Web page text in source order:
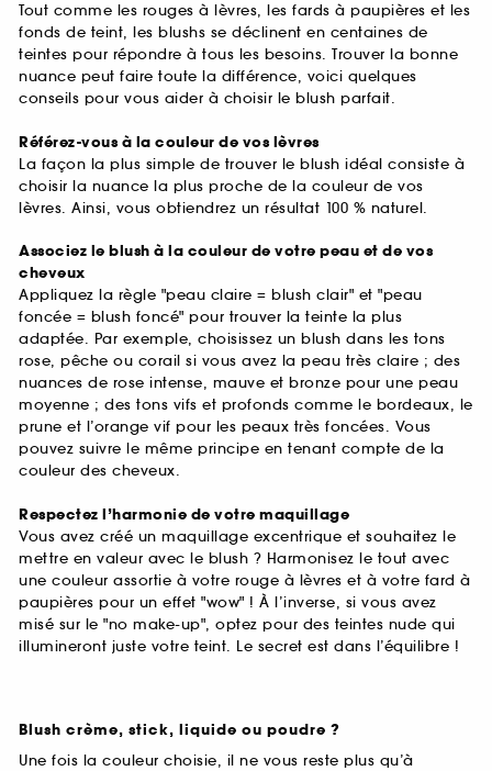
Tout comme les rouges à lèvres, les fards à paupières et les
fonds de teint, les blushs se déclinent en centaines de
teintes pour répondre à tous les besoins. Trouver la bonne
nuance peut faire toute la différence, voici quelques
conseils pour vous aider à choisir le blush parfait.
Référez-vous à la couleur de vos lèvres
La façon la plus simple de trouver le blush idéal consiste à
choisir la nuance la plus proche de la couleur de vos
lèvres. Ainsi, vous obtiendrez un résultat 100 % naturel.
Associez le blush à la couleur de votre peau et de vos
cheveux
Appliquez la règle "peau claire = blush clair" et "peau
foncée = blush foncé" pour trouver la teinte la plus
adaptée. Par exemple, choisissez un blush dans les tons
rose, pêche ou corail si vous avez la peau très claire ; des
nuances de rose intense, mauve et bronze pour une peau
moyenne ; des tons vifs et profonds comme le bordeaux, le
prune et l’orange vif pour les peaux très foncées. Vous
pouvez suivre le même principe en tenant compte de la
couleur des cheveux.
Respectez l’harmonie de votre maquillage
Vous avez créé un maquillage excentrique et souhaitez le
mettre en valeur avec le blush ? Harmonisez le tout avec
une couleur assortie à votre rouge à lèvres et à votre fard à
paupières pour un effet "wow" ! À l’inverse, si vous avez
misé sur le "no make-up", optez pour des teintes nude qui
illumineront juste votre teint. Le secret est dans l’équilibre !
Blush crème, stick, liquide ou poudre ?
Une fois la couleur choisie, il ne vous reste plus qu’à